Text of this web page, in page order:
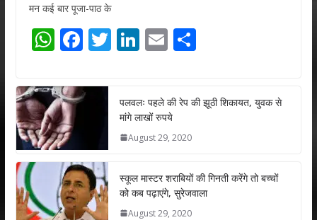
मन कई बार पूजा-पाठ के
W
at
s
A
p
p
F
e
b
o
k
T
er
Li
e
dI
n
E
l
S
e
पलवलः पहले की रेप की झूठी शिकायत, युवक से
मांगे लाखों रुपये
August 29, 2020
स्कूल मास्टर शराबियों की गिनती करेंगे तो बच्चों
को कब पढ़ाएंगे, सुरेजवाला
August 29, 2020